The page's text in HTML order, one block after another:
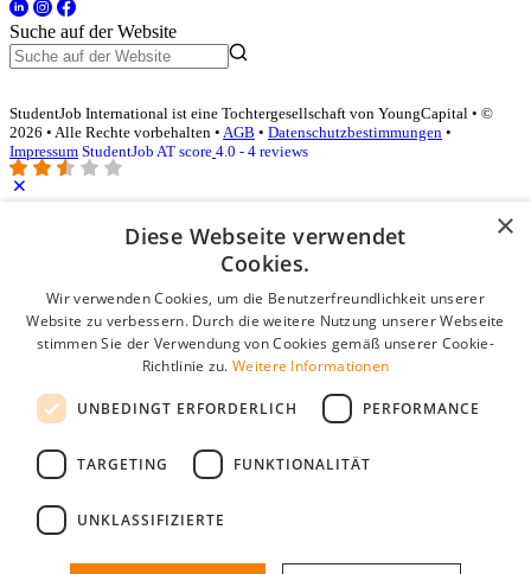
Suche auf der Website
StudentJob International ist eine Tochtergesellschaft von YoungCapital • ©
2026 • Alle Rechte vorbehalten • AGB • Datenschutzbestimmungen •
Impressum StudentJob AT score 4.0 - 4 reviews
Login für Unternehmen
Passwort
Angemeldet bleiben
Passwort vergessen?
Kostenloses Unternehmensprofil
Wenn Sie sich registriert haben, können Sie ein Unternehmensprofil
×
Diese Webseite verwendet
Cookies.
Wir verwenden Cookies, um die Benutzerfreundlichkeit unserer
Website zu verbessern. Durch die weitere Nutzung unserer Webseite
stimmen Sie der Verwendung von Cookies gemäß unserer Cookie-
Richtlinie zu. Weitere Informationen
UNBEDINGT ERFORDERLICH PERFORMANCE
TARGETING FUNKTIONALITÄT
UNKLASSIFIZIERTE